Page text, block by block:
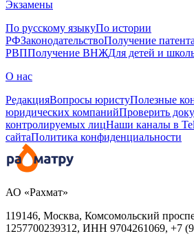
Экзамены
По русскому языкуПо истории
РФЗаконодательствоПолучение патента
РВППолучение ВНЖДля детей и
О нас
РедакцияВопросы юристуПолезные
юридических компанийПроверить
контролируемых лицНаши каналы в
сайтаПолитика конфиденциальности
АО «Рахмат»
119146, Москва, Комсомольский
1257700239312, ИНН 9704261069, +7